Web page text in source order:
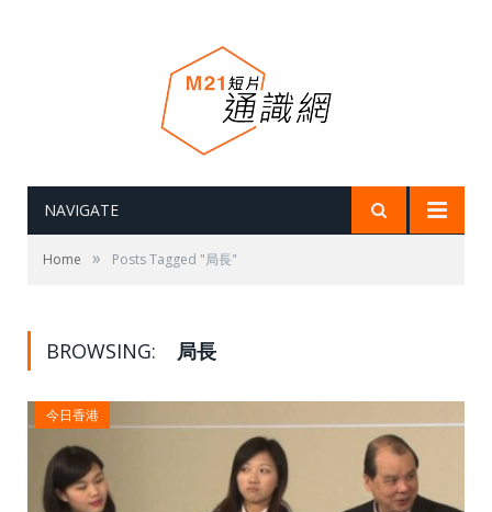
NAVIGATE
Home » Posts Tagged "局長"
BROWSING: 局長
今日香港